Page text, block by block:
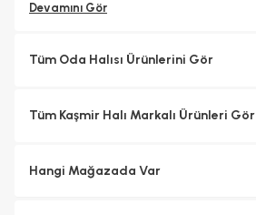
Devamını Gör
Tüm Oda Halısı Ürünlerini Gör
Tüm Kaşmir Halı Markalı Ürünleri Gör
Hangi Mağazada Var